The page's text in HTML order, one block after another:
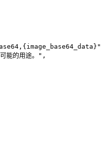
能的用途。",